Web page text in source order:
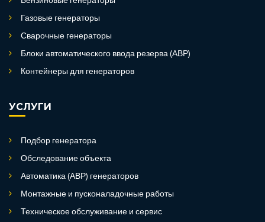
Газовые генераторы
Сварочные генераторы
Блоки автоматического ввода резерва (АВР)
Контейнеры для генераторов
УСЛУГИ
Подбор генератора
Обследование объекта
Автоматика (АВР) генераторов
Монтажные и пусконаладочные работы
Техническое обслуживание и сервис